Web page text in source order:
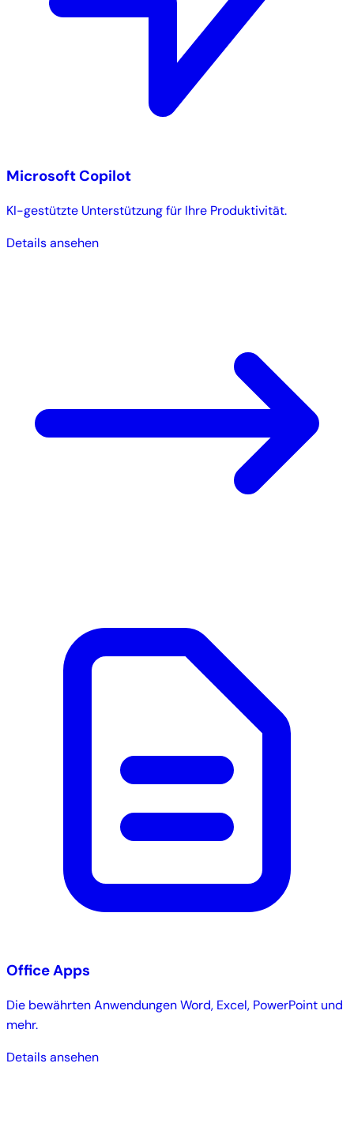
Microsoft Copilot
KI-gestützte Unterstützung für Ihre Produktivität.
Details ansehen
Office Apps
Die bewährten Anwendungen Word, Excel, PowerPoint und
mehr.
Details ansehen